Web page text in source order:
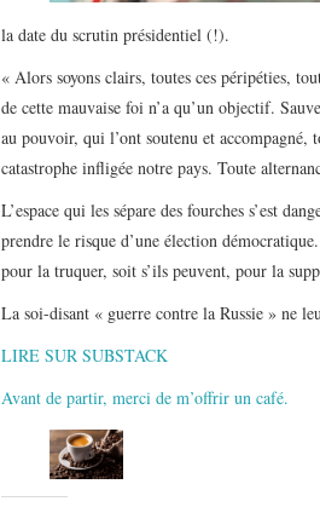
la date du scrutin présidentiel (!).
« Alors soyons clairs, toutes ces péripéties,
de cette mauvaise foi n’a qu’un objectif.
au pouvoir, qui l’ont soutenu et accompagné,
catastrophe infligée notre pays. Toute
L’espace qui les sépare des fourches s’est
prendre le risque d’une élection
pour la truquer, soit s’ils peuvent, pour la
La soi-disant « guerre contre la Russie » ne
LIRE SUR SUBSTACK
Avant de partir, merci de m’offrir un café.